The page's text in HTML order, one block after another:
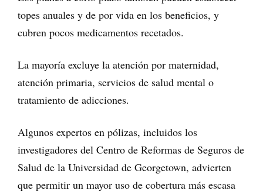
topes anuales y de por vida en los beneficios, y
cubren pocos medicamentos recetados.
La mayoría excluye la atención por maternidad,
atención primaria, servicios de salud mental o
tratamiento de adicciones.
Algunos expertos en pólizas, incluidos los
investigadores del Centro de Reformas de Seguros de
Salud de la Universidad de Georgetown, advierten
que permitir un mayor uso de cobertura más escasa